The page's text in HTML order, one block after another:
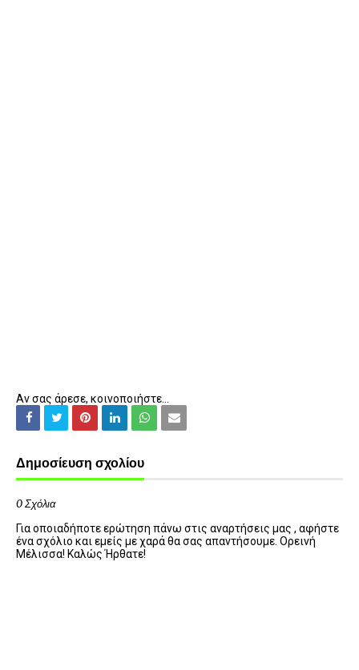
Αν σας άρεσε, κοινοποιήστε...
Δημοσίευση σχολίου
0 Σχόλια
Για οποιαδήποτε ερώτηση πάνω στις αναρτήσεις μας , αφήστε
ένα σχόλιο και εμείς με χαρά θα σας απαντήσουμε. Ορεινή
Μέλισσα! Καλώς Ήρθατε!